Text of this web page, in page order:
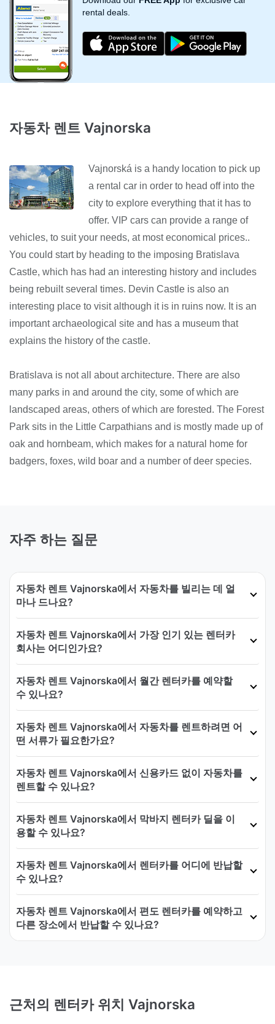
rental deals.
자동차 렌트 Vajnorska
Vajnorská is a handy location to pick up
a rental car in order to head off into the
city to explore everything that it has to
offer. VIP cars can provide a range of
vehicles, to suit your needs, at most economical prices..
You could start by heading to the imposing Bratislava
Castle, which has had an interesting history and includes
being rebuilt several times. Devin Castle is also an
interesting place to visit although it is in ruins now. It is an
important archaeological site and has a museum that
explains the history of the castle.
Bratislava is not all about architecture. There are also
many parks in and around the city, some of which are
landscaped areas, others of which are forested. The Forest
Park sits in the Little Carpathians and is mostly made up of
oak and hornbeam, which makes for a natural home for
badgers, foxes, wild boar and a number of deer species.
자주 하는 질문
자동차 렌트 Vajnorska에서 자동차를 빌리는 데 얼
마나 드나요?
자동차 렌트 Vajnorska에서 가장 인기 있는 렌터카
회사는 어디인가요?
자동차 렌트 Vajnorska에서 월간 렌터카를 예약할
수 있나요?
자동차 렌트 Vajnorska에서 자동차를 렌트하려면 어
떤 서류가 필요한가요?
자동차 렌트 Vajnorska에서 신용카드 없이 자동차를
렌트할 수 있나요?
자동차 렌트 Vajnorska에서 막바지 렌터카 딜을 이
용할 수 있나요?
자동차 렌트 Vajnorska에서 렌터카를 어디에 반납할
수 있나요?
자동차 렌트 Vajnorska에서 편도 렌터카를 예약하고
다른 장소에서 반납할 수 있나요?
근처의 렌터카 위치 Vajnorska